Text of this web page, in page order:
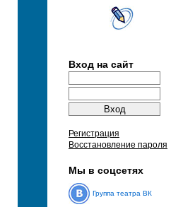
Вход на сайт
Регистрация
Восстановление пароля
Мы в соцсетях
Группа театра ВК